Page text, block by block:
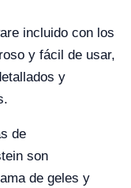
incluido con los
y fácil de usar,
y
de
son
de geles y